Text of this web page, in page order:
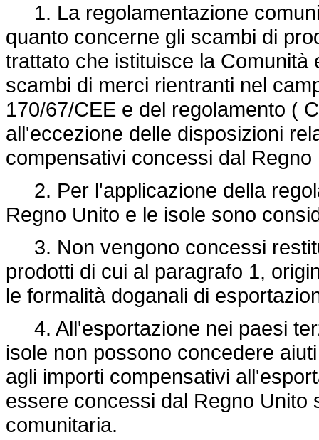
1. La regolamentazione
quanto concerne gli scambi di
trattato che istituisce la
scambi di merci rientranti nel
170/67/CEE e del regolamento (
all'eccezione delle disposizioni
compensativi concessi dal
2. Per l'applicazione della
Regno Unito e le isole sono
3. Non vengono concessi
prodotti di cui al paragrafo 1,
le formalità doganali di
4. All'esportazione nei paesi
isole non possono concedere
agli importi compensativi
essere concessi dal Regno Unito
comunitaria.